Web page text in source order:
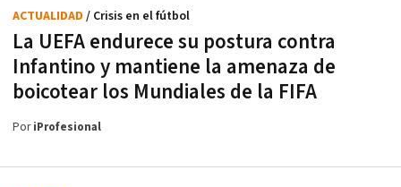
La UEFA endurece su postura contra
Infantino y mantiene la amenaza de
boicotear los Mundiales de la FIFA
ACTUALIDAD / Crisis en el fútbol
PoriProfesional